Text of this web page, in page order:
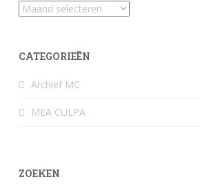
Archief
CATEGORIEËN
Archief MC
MEA CULPA
ZOEKEN